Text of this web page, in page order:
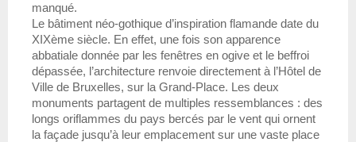
manqué.
Le bâtiment néo-gothique d’inspiration flamande date du
XIXème siècle. En effet, une fois son apparence
abbatiale donnée par les fenêtres en ogive et le beffroi
dépassée, l’architecture renvoie directement à l’Hôtel de
Ville de Bruxelles, sur la Grand-Place. Les deux
monuments partagent de multiples ressemblances : des
longs oriflammes du pays bercés par le vent qui ornent
la façade jusqu’à leur emplacement sur une vaste place